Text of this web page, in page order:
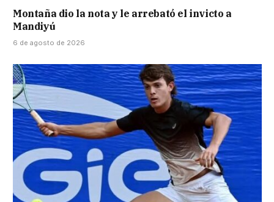
Montaña dio la nota y le arrebató el invicto a
Mandiyú
6 de agosto de 2026